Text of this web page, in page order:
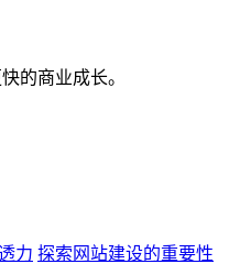
的商业成长。
力 探索网站建设的重要性